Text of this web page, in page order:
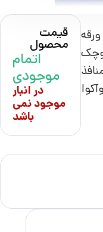
قیمت
محصول
اتمام
موجودی
در انبار
موجود نمی
باشد